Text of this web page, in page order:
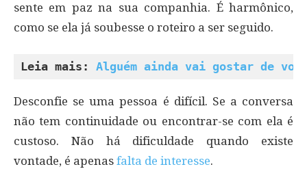
sente em paz na sua companhia. É harmônico,
como se ela já soubesse o roteiro a ser seguido.
Leia mais: Alguém ainda vai gostar de
Desconfie se uma pessoa é difícil. Se a conversa
não tem continuidade ou encontrar-se com ela é
custoso. Não há dificuldade quando existe
vontade, é apenas falta de interesse.